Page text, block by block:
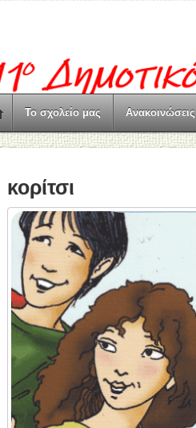
Το σχολείο μας Ανακοινώσεις
κορίτσι